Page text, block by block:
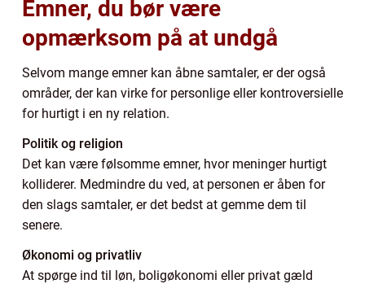
Emner, du bør være
opmærksom på at undgå
Selvom mange emner kan åbne samtaler, er der også
områder, der kan virke for personlige eller kontroversielle
for hurtigt i en ny relation.
Politik og religion
Det kan være følsomme emner, hvor meninger hurtigt
kolliderer. Medmindre du ved, at personen er åben for
den slags samtaler, er det bedst at gemme dem til
senere.
Økonomi og privatliv
At spørge ind til løn, boligøkonomi eller privat gæld